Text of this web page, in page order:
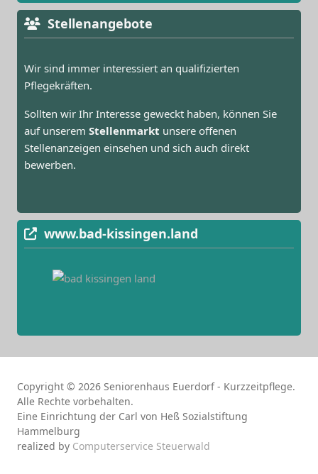
Stellenangebote
Wir sind immer interessiert an qualifizierten
Pflegekräften.
Sollten wir Ihr Interesse geweckt haben, können Sie
auf unserem Stellenmarkt unsere offenen
Stellenanzeigen einsehen und sich auch direkt
bewerben.
www.bad-kissingen.land
Copyright © 2026 Seniorenhaus Euerdorf - Kurzzeitpflege.
Alle Rechte vorbehalten.
Eine Einrichtung der Carl von Heß Sozialstiftung
Hammelburg
realized by Computerservice Steuerwald